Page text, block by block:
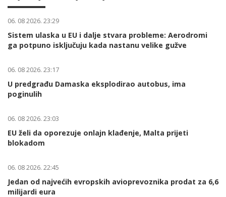
06. 08 2026. 23:29
Sistem ulaska u EU i dalje stvara probleme: Aerodromi
ga potpuno isključuju kada nastanu velike gužve
06. 08 2026. 23:17
U predgrađu Damaska eksplodirao autobus, ima
poginulih
06. 08 2026. 23:03
EU želi da oporezuje onlajn klađenje, Malta prijeti
blokadom
06. 08 2026. 22:45
Jedan od najvećih evropskih avioprevoznika prodat za 6,6
milijardi eura